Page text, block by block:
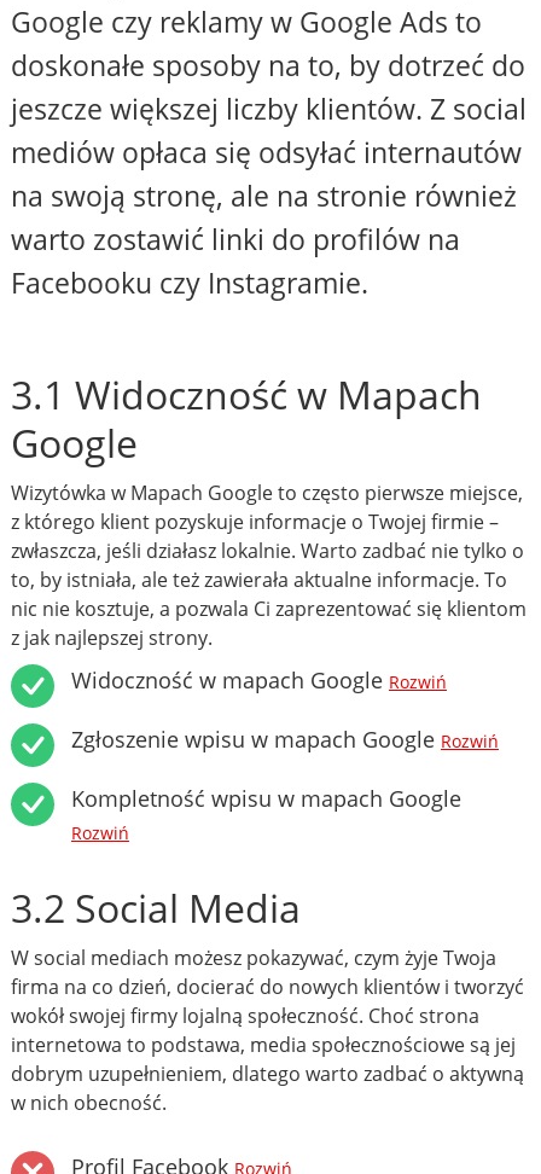
Google czy reklamy w Google Ads to
doskonałe sposoby na to, by dotrzeć do
jeszcze większej liczby klientów. Z social
mediów opłaca się odsyłać internautów
na swoją stronę, ale na stronie również
warto zostawić linki do profilów na
Facebooku czy Instagramie.
3.1 Widoczność w Mapach
Google
Wizytówka w Mapach Google to często pierwsze miejsce,
z którego klient pozyskuje informacje o Twojej firmie –
zwłaszcza, jeśli działasz lokalnie. Warto zadbać nie tylko o
to, by istniała, ale też zawierała aktualne informacje. To
nic nie kosztuje, a pozwala Ci zaprezentować się klientom
z jak najlepszej strony.
Widoczność w mapach Google Rozwiń
Zgłoszenie wpisu w mapach Google Rozwiń
Kompletność wpisu w mapach Google
Rozwiń
3.2 Social Media
W social mediach możesz pokazywać, czym żyje Twoja
firma na co dzień, docierać do nowych klientów i tworzyć
wokół swojej firmy lojalną społeczność. Choć strona
internetowa to podstawa, media społecznościowe są jej
dobrym uzupełnieniem, dlatego warto zadbać o aktywną
w nich obecność.
Profil Facebook